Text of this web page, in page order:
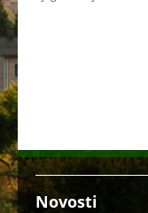
Novosti